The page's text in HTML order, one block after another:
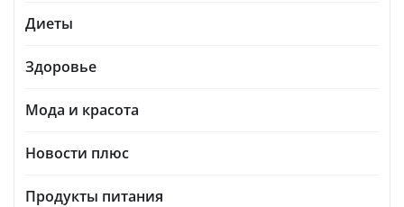
Диеты
Здоровье
Мода и красота
Новости плюс
Продукты питания